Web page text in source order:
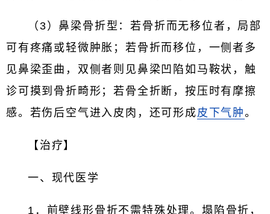
（3）鼻梁骨折型：若骨折而无移位者，局部
可有疼痛或轻微肿胀；若骨折而移位，一侧者多
见鼻梁歪曲，双侧者则见鼻梁凹陷如马鞍状，触
诊可摸到骨折畸形；若骨全折断，按压时有摩擦
感。若伤后空气进入皮肉，还可形成皮下气肿。
【治疗】
一、现代医学
1．前壁线形骨折不需特殊处理。塌陷骨折，